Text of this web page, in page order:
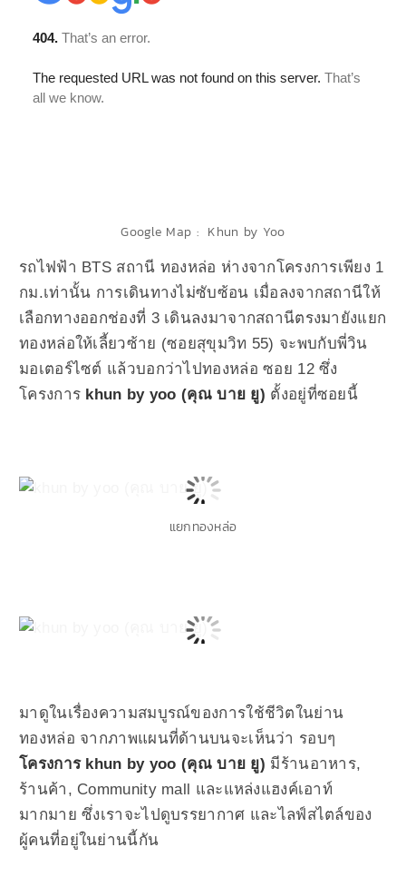
Google Map : Khun by Yoo
รถไฟฟ้า BTS สถานี ทองหล่อ ห่างจากโครงการเพียง 1
กม.เท่านั้น การเดินทางไม่ซับซ้อน เมื่อลงจากสถานีให้
เลือกทางออกช่องที่ 3 เดินลงมาจากสถานีตรงมายังแยก
ทองหล่อให้เลี้ยวซ้าย (ซอยสุขุมวิท 55) จะพบกับพี่วิน
มอเตอร์ไซต์ แล้วบอกว่าไปทองหล่อ ซอย 12 ซึ่ง
โครงการ khun by yoo (คุณ บาย ยู) ตั้งอยู่ที่ซอยนี้
แยกทองหล่อ
มาดูในเรื่องความสมบูรณ์ของการใช้ชีวิตในย่าน
ทองหล่อ จากภาพแผนที่ด้านบนจะเห็นว่า รอบๆ
โครงการ khun by yoo (คุณ บาย ยู) มีร้านอาหาร,
ร้านค้า, Community mall และแหล่งแฮงค์เอาท์
มากมาย ซึ่งเราจะไปดูบรรยากาศ และไลฟ์สไตล์ของ
ผู้คนที่อยู่ในย่านนี้กัน